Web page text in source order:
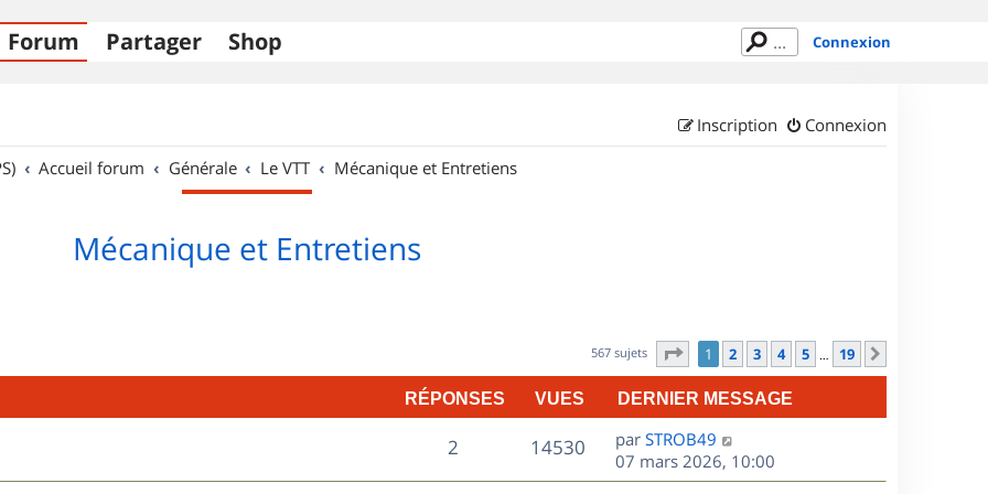
Forum Partager Shop Connexion
Connexion
Inscription
Accueil forum Générale Le VTT Mécanique et Entretiens
Mécanique et Entretiens
567 sujets Page sur19
1 2 3 4 5 … 19
RÉPONSES VUES DERNIER MESSAGE
2R
é
14530V
u
D
e
r
par STROB49
07 mars 2026, 10:00